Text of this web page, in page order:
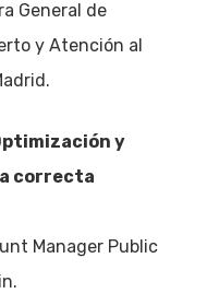
General de
y Atención al
y
correcta
Manager Public